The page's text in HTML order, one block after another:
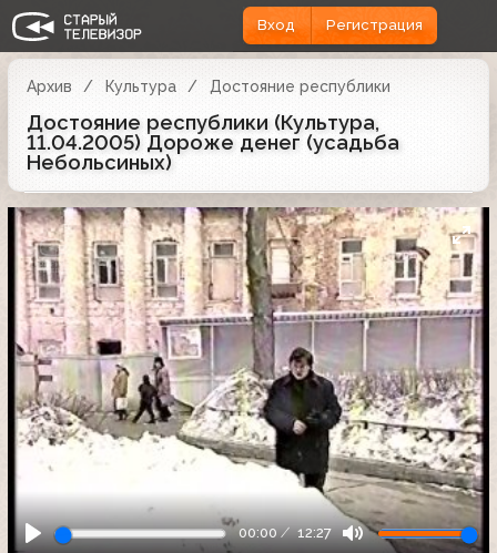
Вход Регистрация
Архив Культура Достояние республики
Достояние республики (Культура,
11.04.2005) Дороже денег (усадьба
Небольсиных)
00:00 12:27